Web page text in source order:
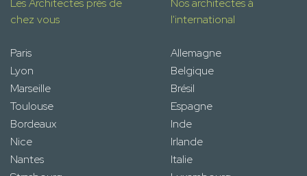
Les Architectes près de
chez vous
Paris
Lyon
Marseille
Toulouse
Bordeaux
Nice
Nantes
Nos architectes à
l'international
Allemagne
Belgique
Brésil
Espagne
Inde
Irlande
Italie